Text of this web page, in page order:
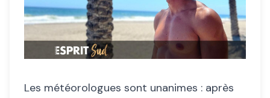
Les météorologues sont unanimes : après